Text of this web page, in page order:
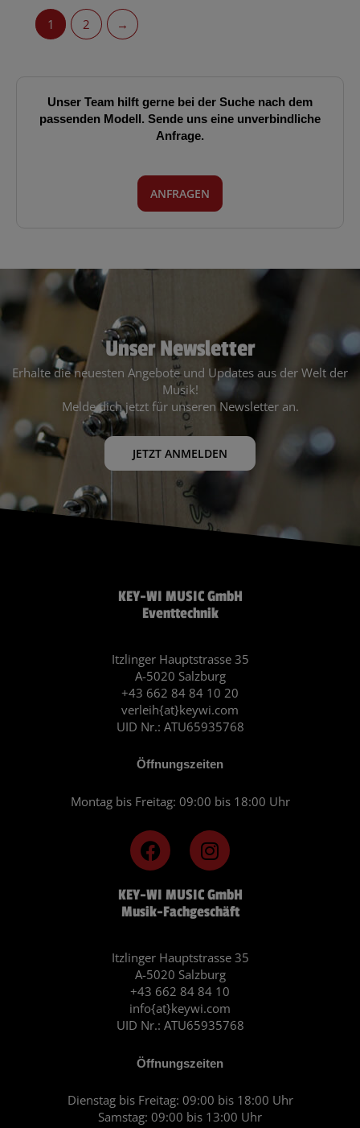
1 2 →
Unser Team hilft gerne bei der Suche nach dem
passenden Modell. Sende uns eine unverbindliche
Anfrage.
ANFRAGEN
Unser Newsletter
Erhalte die neuesten Angebote und Updates aus der Welt der
Musik!
Melde dich jetzt für unseren Newsletter an.
JETZT ANMELDEN
KEY-WI MUSIC GmbH
Musik-Fachgeschäft
Itzlinger Hauptstrasse 35
A-5020 Salzburg
+43 662 84 84 10
info{at}keywi.com
UID Nr.: ATU65935768
Öffnungszeiten
Dienstag bis Freitag: 09:00 bis 18:00 Uhr
Samstag: 09:00 bis 13:00 Uhr
F
a
c
e
b
o
k
I
n
s
t
a
r
a
m
KEY-WI MUSIC GmbH
Eventtechnik
Itzlinger Hauptstrasse 35
A-5020 Salzburg
+43 662 84 84 10 20
verleih{at}keywi.com
UID Nr.: ATU65935768
Öffnungszeiten
Montag bis Freitag: 09:00 bis 18:00 Uhr